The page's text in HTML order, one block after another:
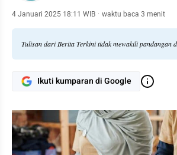
4 Januari 2025 18:11 WIB · waktu baca 3 menit
Tulisan dari Berita Terkini tidak mewakili pandangan
Ikuti kumparan di Google